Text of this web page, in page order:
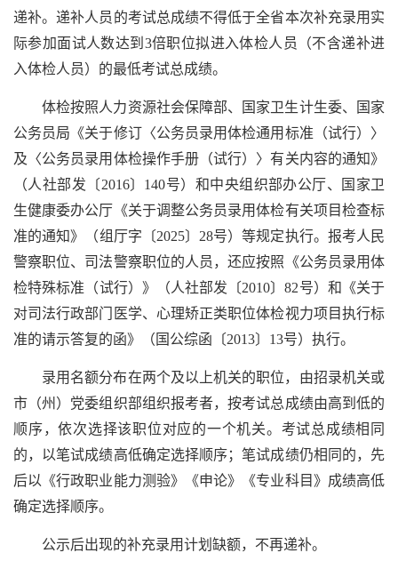
递补。递补人员的考试总成绩不得低于全省本次补充录用实
际参加面试人数达到3倍职位拟进入体检人员（不含递补进
入体检人员）的最低考试总成绩。
体检按照人力资源社会保障部、国家卫生计生委、国家
公务员局《关于修订〈公务员录用体检通用标准（试行）〉
及〈公务员录用体检操作手册（试行）〉有关内容的通知》
（人社部发〔2016〕140号）和中央组织部办公厅、国家卫
生健康委办公厅《关于调整公务员录用体检有关项目检查标
准的通知》（组厅字〔2025〕28号）等规定执行。报考人民
警察职位、司法警察职位的人员，还应按照《公务员录用体
检特殊标准（试行）》（人社部发〔2010〕82号）和《关于
对司法行政部门医学、心理矫正类职位体检视力项目执行标
准的请示答复的函》（国公综函〔2013〕13号）执行。
录用名额分布在两个及以上机关的职位，由招录机关或
市（州）党委组织部组织报考者，按考试总成绩由高到低的
顺序，依次选择该职位对应的一个机关。考试总成绩相同
的，以笔试成绩高低确定选择顺序；笔试成绩仍相同的，先
后以《行政职业能力测验》《申论》《专业科目》成绩高低
确定选择顺序。
公示后出现的补充录用计划缺额，不再递补。